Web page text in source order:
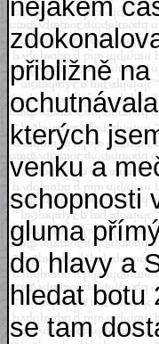
nějakém
přibližně
kterých
venku a
schopnosti
gluma
do hlavy a
hledat botu
se tam